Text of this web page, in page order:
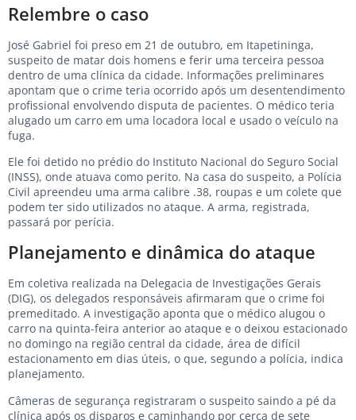
Relembre o caso
José Gabriel foi preso em 21 de outubro, em Itapetininga,
suspeito de matar dois homens e ferir uma terceira pessoa
dentro de uma clínica da cidade. Informações preliminares
apontam que o crime teria ocorrido após um desentendimento
profissional envolvendo disputa de pacientes. O médico teria
alugado um carro em uma locadora local e usado o veículo na
fuga.
Ele foi detido no prédio do Instituto Nacional do Seguro Social
(INSS), onde atuava como perito. Na casa do suspeito, a Polícia
Civil apreendeu uma arma calibre .38, roupas e um colete que
podem ter sido utilizados no ataque. A arma, registrada,
passará por perícia.
Planejamento e dinâmica do ataque
Em coletiva realizada na Delegacia de Investigações Gerais
(DIG), os delegados responsáveis afirmaram que o crime foi
premeditado. A investigação aponta que o médico alugou o
carro na quinta-feira anterior ao ataque e o deixou estacionado
no domingo na região central da cidade, área de difícil
estacionamento em dias úteis, o que, segundo a polícia, indica
planejamento.
Câmeras de segurança registraram o suspeito saindo a pé da
clínica após os disparos e caminhando por cerca de sete